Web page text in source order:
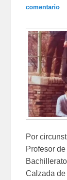
comentario
Por
Profesor
Calzada